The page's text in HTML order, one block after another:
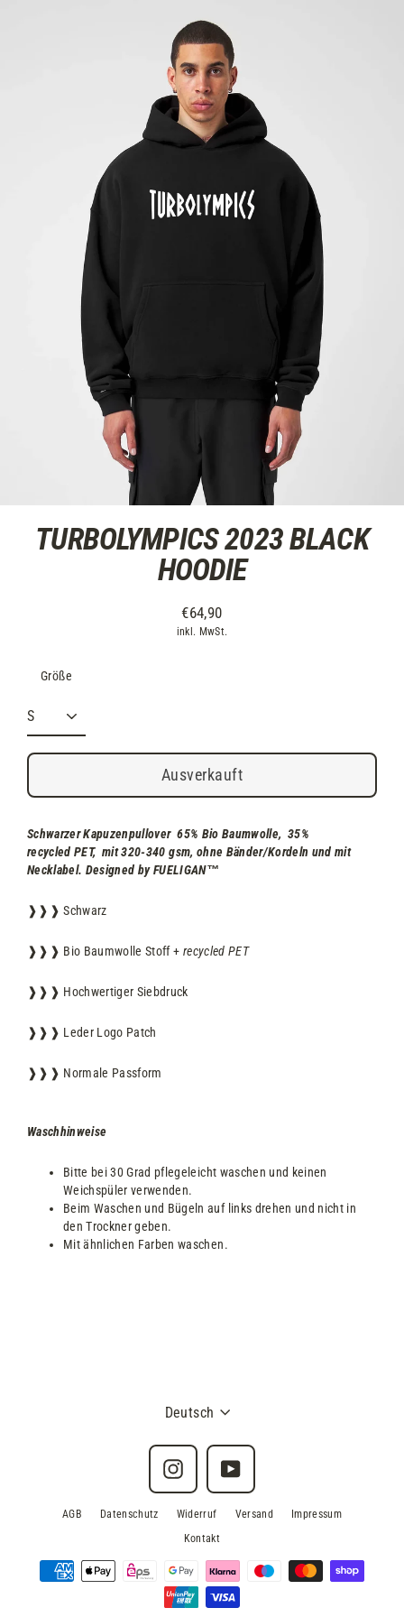
TURBOLYMPICS 2023 BLACK
HOODIE
€64,90
inkl. MwSt.
Größe
Ausverkauft
Schwarzer Kapuzenpullover 65% Bio Baumwolle, 35%
recycled PET, mit 320-340 gsm, ohne Bänder/Kordeln und mit
Necklabel. Designed by FUELIGAN™
❱❱❱ Schwarz
❱❱❱ Bio Baumwolle Stoff + recycled PET
❱❱❱ Hochwertiger Siebdruck
❱❱❱ Leder Logo Patch
❱❱❱ Normale Passform
Waschhinweise
Bitte bei 30 Grad pflegeleicht waschen und keinen
Weichspüler verwenden.
Beim Waschen und Bügeln auf links drehen und nicht in
den Trockner geben.
Mit ähnlichen Farben waschen.
Deutsch
Instagram YouTube
AGB Datenschutz Widerruf Versand
Impressum
Kontakt